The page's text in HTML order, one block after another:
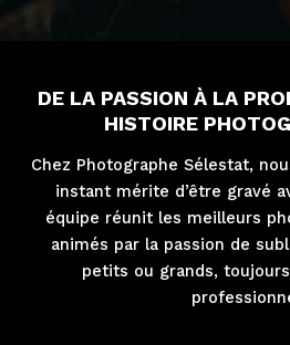
DE LA PASSION À LA
HISTOIRE
Chez Photographe Sélestat,
instant mérite d’être gravé
équipe réunit les meilleurs
animés par la passion de
petits ou grands,